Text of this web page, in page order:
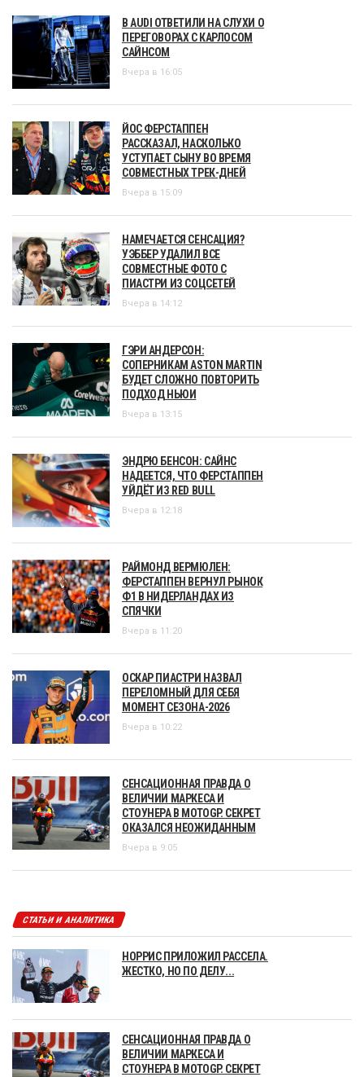
В AUDI ОТВЕТИЛИ НА СЛУХИ О
ПЕРЕГОВОРАХ С КАРЛОСОМ
САЙНСОМ
Вчера в 16:05
ЙОС ФЕРСТАППЕН
РАССКАЗАЛ, НАСКОЛЬКО
УСТУПАЕТ СЫНУ ВО ВРЕМЯ
СОВМЕСТНЫХ ТРЕК-ДНЕЙ
Вчера в 15:09
НАМЕЧАЕТСЯ СЕНСАЦИЯ?
УЭББЕР УДАЛИЛ ВСЕ
СОВМЕСТНЫЕ ФОТО С
ПИАСТРИ ИЗ СОЦСЕТЕЙ
Вчера в 14:12
ГЭРИ АНДЕРСОН:
СОПЕРНИКАМ ASTON MARTIN
БУДЕТ СЛОЖНО ПОВТОРИТЬ
ПОДХОД НЬЮИ
Вчера в 13:15
ЭНДРЮ БЕНСОН: САЙНС
НАДЕЕТСЯ, ЧТО ФЕРСТАППЕН
УЙДЁТ ИЗ RED BULL
Вчера в 12:18
РАЙМОНД ВЕРМЮЛЕН:
ФЕРСТАППЕН ВЕРНУЛ РЫНОК
Ф1 В НИДЕРЛАНДАХ ИЗ
СПЯЧКИ
Вчера в 11:20
ОСКАР ПИАСТРИ НАЗВАЛ
ПЕРЕЛОМНЫЙ ДЛЯ СЕБЯ
МОМЕНТ СЕЗОНА-2026
Вчера в 10:22
СЕНСАЦИОННАЯ ПРАВДА О
ВЕЛИЧИИ МАРКЕСА И
СТОУНЕРА В MOTOGP. СЕКРЕТ
ОКАЗАЛСЯ НЕОЖИДАННЫМ
Вчера в 9:05
СТАТЬИ И АНАЛИТИКА
НОРРИС ПРИЛОЖИЛ РАССЕЛА.
ЖЕСТКО, НО ПО ДЕЛУ...
СЕНСАЦИОННАЯ ПРАВДА О
ВЕЛИЧИИ МАРКЕСА И
СТОУНЕРА В MOTOGP. СЕКРЕТ